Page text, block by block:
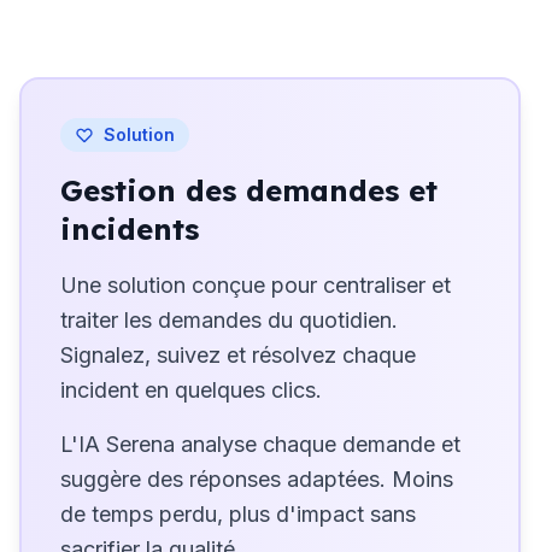
Solution
Gestion des demandes et
incidents
Une solution conçue pour centraliser et
traiter les demandes du quotidien.
Signalez, suivez et résolvez chaque
incident en quelques clics.
L'IA Serena analyse chaque demande et
suggère des réponses adaptées. Moins
de temps perdu, plus d'impact sans